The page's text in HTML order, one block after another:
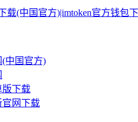
(中国官方)
版下载
官网下载